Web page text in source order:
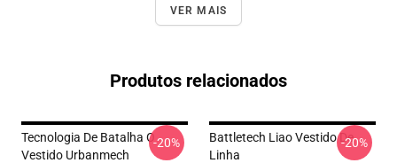
VER MAIS
Produtos relacionados
Tecnologia De Batalha O
Vestido Urbanmech
-20%
Battletech Liao Vestido De
Linha
-20%